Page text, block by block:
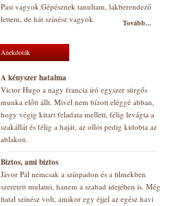
Pasi vagyok.Gépésznek tanultam, lakberendező
lettem, de hát színész vagyok.
Tovább...
Anekdoták
A kényszer hatalma
Victor Hugo a nagy francia író egyszer sürgős
munka előtt állt. Mivel nem bízott eléggé abban,
hogy végig kitart feladata mellett, félig levágta a
szakállát és félig a haját, az ollót pedig kidobta az
ablakon.
Biztos, ami biztos
Jávor Pál nemcsak a színpadon és a filmekben
szeretett mulatni, hanem a szabad idejében is. Még
fiatal színész volt, amikor egy éjjel az egész havi